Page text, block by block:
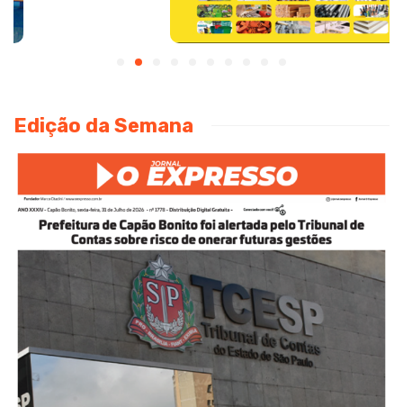
Edição da Semana